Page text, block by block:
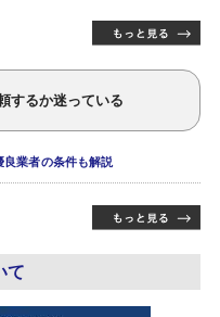
するか迷っている
良業者の条件も解説
て